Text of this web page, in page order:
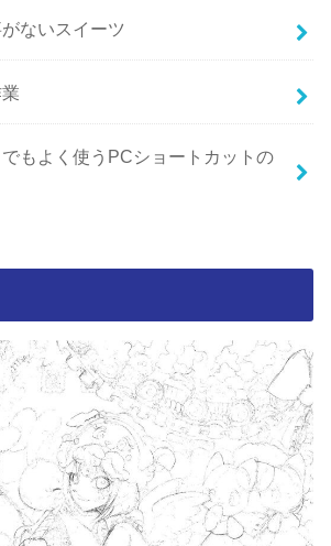
ないスイーツ
もよく使うPCショートカットの